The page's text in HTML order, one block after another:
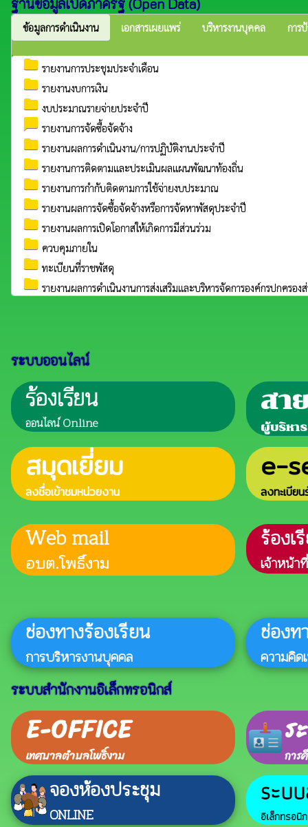
ข้อมูลการดำเนินงาน เอกสารเผยแพร่ บริหารงานบุคคล การ
folder รายงานการประชุมประจำเดือน
folder รายงานงบการเงิน
folder งบประมาณรายจ่ายประจำปี
chat_bubble รายงานการจัดซื้อจัดจ้าง
folder รายงานผลการดำเนินงาน/การปฏิบัติงานประจำปี
folder รายงานการติดตามและประเมินผลแผนพัฒนาท้องถิ่น
folder รายงานการกํากับติดตามการใช้จ่ายงบประมาณ
folder รายงานผลการจัดซื้อจัดจ้างหรือการจัดหาพัสดุประจําปี
folder รายงานผลการเปิดโอกาสให้เกิดการมีส่วนร่วม
folder ควบคุมภายใน
folder ทะเบียนที่ราชพัสดุ
folder รายงานผลการดำเนินงานการส่งเสริมและบริหารจัดการองค์กรปกคร
ระบบออนไลน์
ร้องเรียน
ออนไลน์ Online
สา
ผู้บริหาร
สมุดเยี่ยม
ลงชื่อเข้าชมหน่วยงาน
e-
ลงทะเบีย
Web mail
อบต.โพธิ์งาม
ร้องเ
เจ้าหน้
ช่องทางร้องเรียน
การบริหารงานบุคคล
ช่องท
ความคิด
ระบบสำนักงานอิเล็กทรอนิกส์
E-OFFICE
เทศบาลตำบลโพธิ์งาม
ร
การ
จองห้องประชุม
ONLINE
ระบ
อิเล็กทรอ